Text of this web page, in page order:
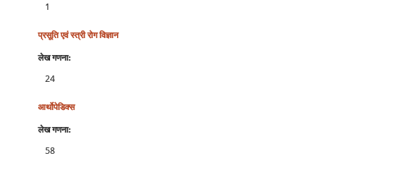
1
प्रसूति एवं स्‍त्री रोग विज्ञान
लेख गणना:
24
आर्थोपेडिक्स
लेख गणना:
58